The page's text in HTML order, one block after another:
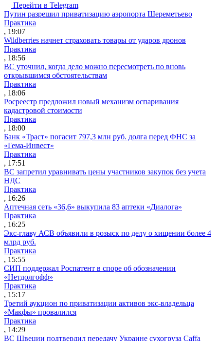
Перейти в Telegram
Путин разрешил приватизацию аэропорта Шереметьево
Практика
, 19:07
Wildberries начнет страховать товары от ударов дронов
Практика
, 18:56
ВС уточнил, когда дело можно пересмотреть по вновь
открывшимся обстоятельствам
Практика
, 18:06
Росреестр предложил новый механизм оспаривания
кадастровой стоимости
Практика
, 18:00
Банк «Траст» погасит 797,3 млн руб. долга перед ФНС за
«Гема-Инвест»
Практика
, 17:51
ВС запретил уравнивать цены участников закупок без учета
НДС
Практика
, 16:26
Аптечная сеть «36,6» выкупила 83 аптеки «Диалога»
Практика
, 16:25
Экс-главу АСВ объявили в розыск по делу о хищении более 4
млрд руб.
Практика
, 15:55
СИП поддержал Роспатент в споре об обозначении
«Нетдолгофф»
Практика
, 15:17
Третий аукцион по приватизации активов экс-владельца
«Макфы» провалился
Практика
, 14:29
ВС Швеции подтвердил передачу Украине сухогруза Caffa